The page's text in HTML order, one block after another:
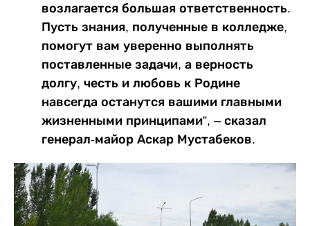
возлагается большая ответственность.
Пусть знания, полученные в колледже,
помогут вам уверенно выполнять
поставленные задачи, а верность
долгу, честь и любовь к Родине
навсегда останутся вашими главными
жизненными принципами”, – сказал
генерал-майор Аскар Мустабеков.